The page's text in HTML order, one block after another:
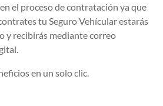
el proceso de contratación ya que
tu Seguro Vehícular estarás
y recibirás mediante correo
en un solo clic.